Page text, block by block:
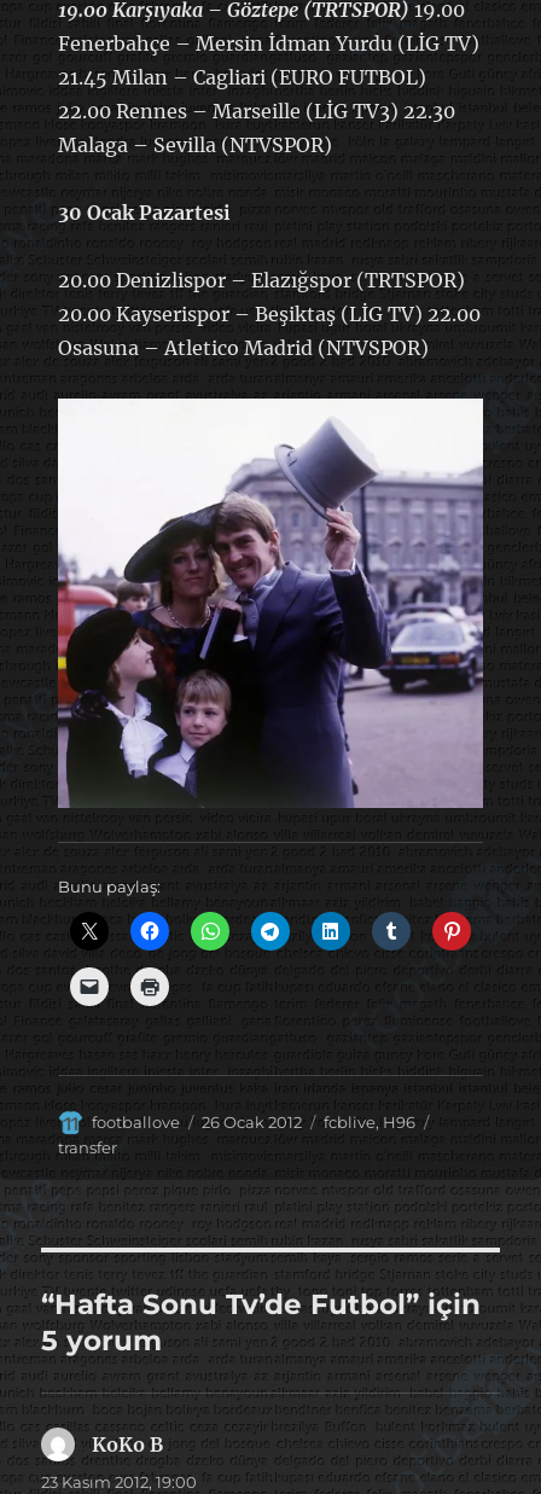
19.00 Karşıyaka – Göztepe (TRTSPOR) 19.00
Fenerbahçe – Mersin İdman Yurdu (LİG TV)
21.45 Milan – Cagliari (EURO FUTBOL)
22.00 Rennes – Marseille (LİG TV3) 22.30
Malaga – Sevilla (NTVSPOR)
30 Ocak Pazartesi
20.00 Denizlispor – Elazığspor (TRTSPOR)
20.00 Kayserispor – Beşiktaş (LİG TV) 22.00
Osasuna – Atletico Madrid (NTVSPOR)
Bunu paylaş:
Yazar
footballove
Yayın
26 Ocak 2012 Kategoriler
fcblive,H96
transfer
“Hafta Sonu Tv’de Futbol” için
5 yorum
KoKo B dedi
ki:
23 Kasım 2012, 19:00